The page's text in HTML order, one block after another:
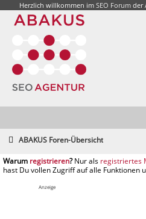
Herzlich willkommen im SEO Forumder
ABAKUS Foren-Übersicht
registrieren registriertes
Anzeige